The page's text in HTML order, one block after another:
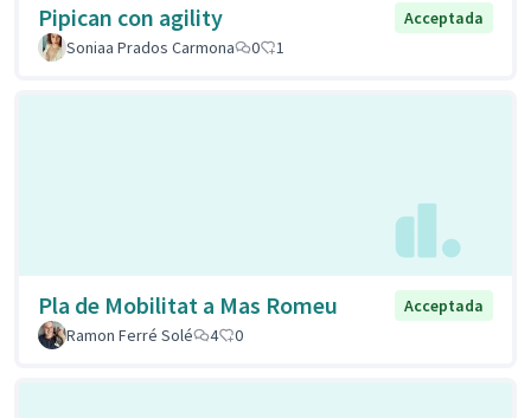
Pipican con agility
Acceptada
Soniaa Prados Carmona
0 1
Pla de Mobilitat a Mas Romeu
Acceptada
Ramon Ferré Solé
4 0